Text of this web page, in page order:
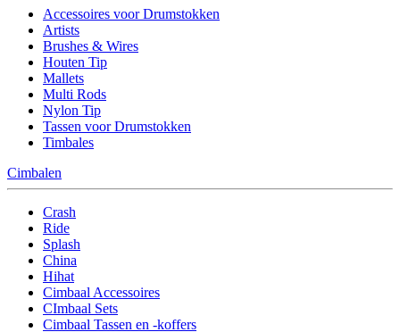
Accessoires voor Drumstokken
Artists
Brushes & Wires
Houten Tip
Mallets
Multi Rods
Nylon Tip
Tassen voor Drumstokken
Timbales
Cimbalen
Crash
Ride
Splash
China
Hihat
Cimbaal Accessoires
CImbaal Sets
Cimbaal Tassen en -koffers